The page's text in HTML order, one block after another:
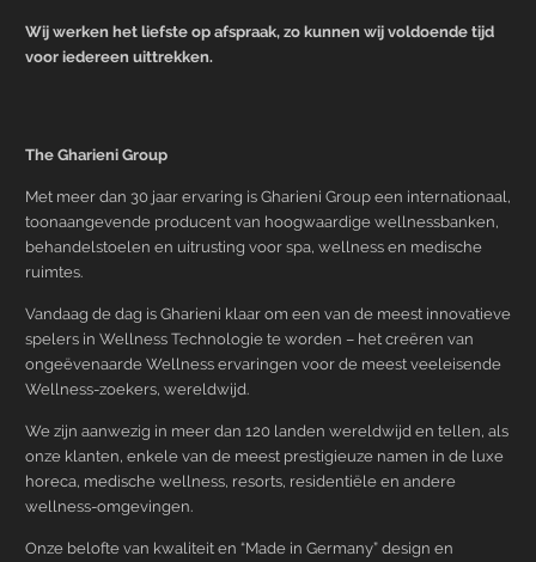
Wij werken het liefste op afspraak, zo kunnen wij voldoende tijd
voor iedereen uittrekken.
The Gharieni Group
Met meer dan 30 jaar ervaring is Gharieni Group een internationaal,
toonaangevende producent van hoogwaardige wellnessbanken,
behandelstoelen en uitrusting voor spa, wellness en medische
ruimtes.
Vandaag de dag is Gharieni klaar om een van de meest innovatieve
spelers in Wellness Technologie te worden – het creëren van
ongeëvenaarde Wellness ervaringen voor de meest veeleisende
Wellness-zoekers, wereldwijd.
We zijn aanwezig in meer dan 120 landen wereldwijd en tellen, als
onze klanten, enkele van de meest prestigieuze namen in de luxe
horeca, medische wellness, resorts, residentiële en andere
wellness-omgevingen.
Onze belofte van kwaliteit en “Made in Germany” design en